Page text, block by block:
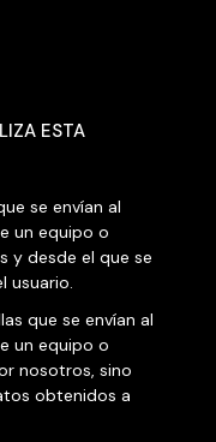
ESTA
se envían al
un equipo o
y desde el que se
usuario.
que se envían al
un equipo o
nosotros, sino
obtenidos a